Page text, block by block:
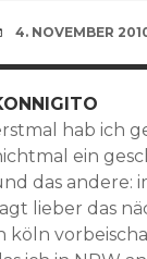
4. NOVEMBER
hab ich
ein
das andere:
lieber das
köln